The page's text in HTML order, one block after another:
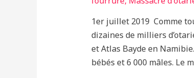
1er juillet 2019 Comme
dizaines de milliers
et Atlas Bayde en
bébés et 6 000 mâles. Le